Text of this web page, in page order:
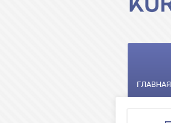
ГЛАВНАЯ